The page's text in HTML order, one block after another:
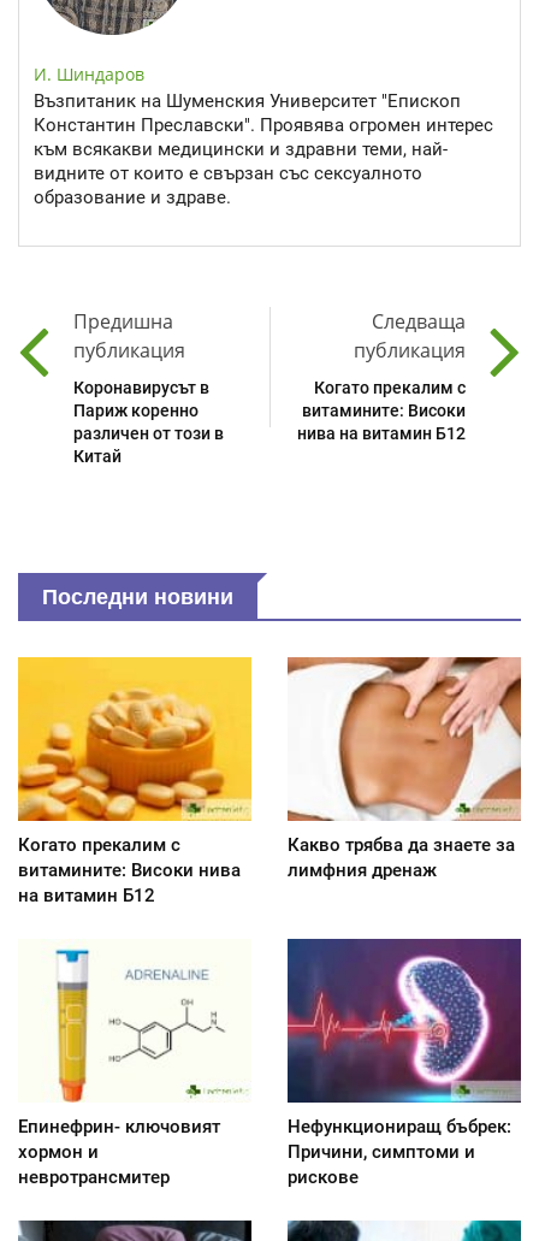
И. Шиндаров
Възпитаник на Шуменския Университет "Епископ
Константин Преславски". Проявява огромен интерес
към всякакви медицински и здравни теми, най-
видните от които е свързан със сексуалното
образование и здраве.
Предишна
публикация
Коронавирусът в
Париж коренно
различен от този в
Китай
Следваща
публикация
Когато прекалим с
витамините: Високи
нива на витамин Б12
Последни новини
Когато прекалим с
витамините: Високи нива
на витамин Б12
Какво трябва да знаете за
лимфния дренаж
Епинефрин- ключовият
хормон и
невротрансмитер
Нефункциониращ бъбрек:
Причини, симптоми и
рискове